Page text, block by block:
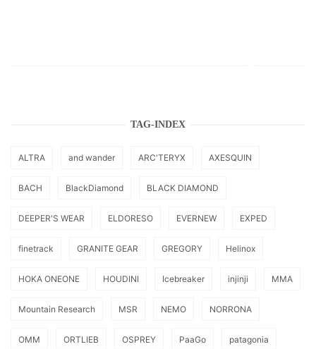
TAG-INDEX
ALTRA and wander ARC'TERYX AXESQUIN
BACH BlackDiamond BLACK DIAMOND
DEEPER'S WEAR ELDORESO EVERNEW EXPED
finetrack GRANITE GEAR GREGORY Helinox
HOKA ONEONE HOUDINI Icebreaker injinji MMA
Mountain Research MSR NEMO NORRONA
OMM ORTLIEB OSPREY PaaGo patagonia